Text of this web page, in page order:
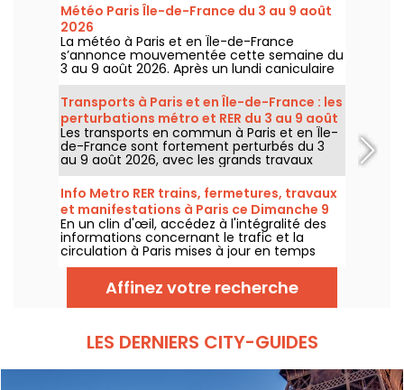
Météo Paris Île-de-France du 3 au 9 août
2026
La météo à Paris et en Île-de-France
s’annonce mouvementée cette semaine du
3 au 9 août 2026. Après un lundi caniculaire
marqué par un risque d’orages, les
températures vont progressivement baisser
avant le retour d’un temps plus chaud et
ensoleillé pour le week-end.
Transports à Paris et en Île-de-France : les
perturbations métro et RER du 3 au 9 août
2026
Les transports en commun à Paris et en Île-
de-France sont fortement perturbés du 3
au 9 août 2026, avec les grands travaux
d'été qui impactent très durement
certaines lignes, selon la RATP et SNCF.
Info Metro RER trains, fermetures, travaux
et manifestations à Paris ce Dimanche 9
août 2026
En un clin d'œil, accédez à l'intégralité des
informations concernant le trafic et la
circulation à Paris mises à jour en temps
réel. Metro RER et Transilien de la RATP,
travaux, circulation, grands évènements et
manifestations, on vous donne toutes les
informations pratiques à connaître avant de
Affinez votre recherche
LES DERNIERS CITY-GUIDES